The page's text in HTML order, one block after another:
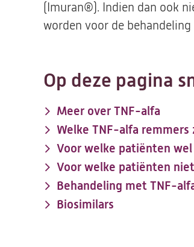
(Imuran®). Indien dan ook
worden voor de
Op deze pagina
Meer over TNF-alfa
Welke TNF-alfa remmers
Voor welke patiënten wel
Voor welke patiënten niet
Behandeling met TNF-
Biosimilars